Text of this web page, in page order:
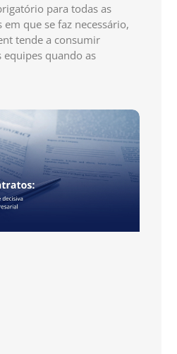
para todas as
em que se faz necessário,
tende a consumir
quando as